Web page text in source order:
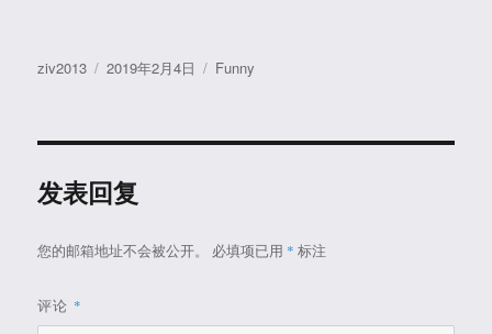
作
ziv2013
发
2019年2月4日
分
Funny
发表回复
您的邮箱地址不会被公开。 必填项已用 * 标注
评论 *